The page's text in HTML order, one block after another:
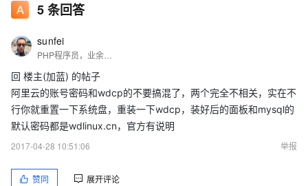
但实际上并不是？
5条回答
sunfei
回 楼主(加蓝) 的帖子
阿里云的账号密码和wdcp的不要搞混了，两个完全不相关，实在不
行你就重置一下系统盘，重装一下wdcp，装好后的面板和mysql的
默认密码都是wdlinux.cn，官方有说明
2017-04-28 10:51:06
举报
赞同 展开评论